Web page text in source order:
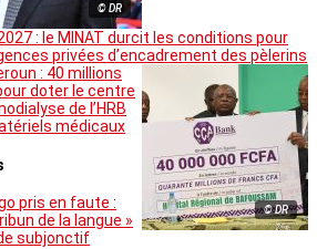
© DR
: le MINAT durcit les conditions pour
privées d’encadrement des pèlerins
© DR
: 40 millions
doter le centre
de l’HRB
médicaux
pris en faute :
de la langue »
subjonctif